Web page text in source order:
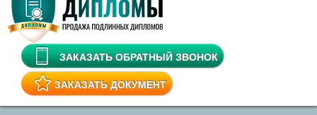
Купить диплом 2019 года
Диплом 2017 года
Диплом 2016 года
Диплом 2015 года
Диплом 2014 года
Диплом России
Проведенный диплом
Диплом института